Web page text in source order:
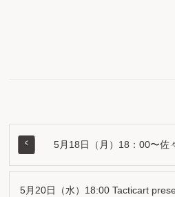
5月18日（月）18：00〜佐
5月20日（水）18:00 Tacticart